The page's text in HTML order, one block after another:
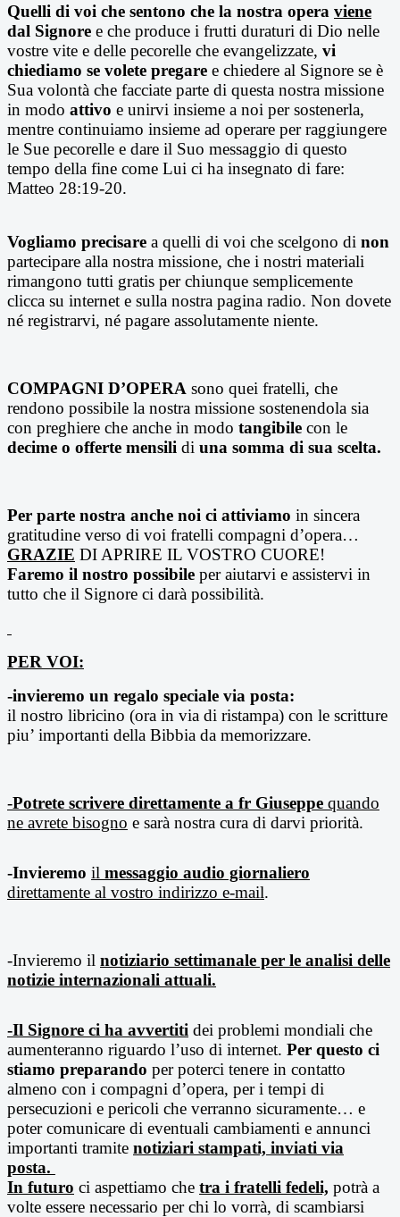
Quelli di voi che sentono che la nostra opera viene
dal Signore e che produce i frutti duraturi di Dio nelle
vostre vite e delle pecorelle che evangelizzate, vi
chiediamo se volete pregare e chiedere al Signore se è
Sua volontà che facciate parte di questa nostra missione
in modo attivo e unirvi insieme a noi per sostenerla,
mentre continuiamo insieme ad operare per raggiungere
le Sue pecorelle e dare il Suo messaggio di questo
tempo della fine come Lui ci ha insegnato di fare:
Matteo 28:19-20.
Vogliamo precisare a quelli di voi che scelgono di non
partecipare alla nostra missione, che i nostri materiali
rimangono tutti gratis per chiunque semplicemente
clicca su internet e sulla nostra pagina radio. Non dovete
né registrarvi, né pagare assolutamente niente.
COMPAGNI D’OPERA sono quei fratelli, che
rendono possibile la nostra missione sostenendola sia
con preghiere che anche in modo tangibile con le
decime o offerte mensili di una somma di sua scelta.
Per parte nostra anche noi ci attiviamo in sincera
gratitudine verso di voi fratelli compagni d’opera…
GRAZIE DI APRIRE IL VOSTRO CUORE!
Faremo il nostro possibile per aiutarvi e assistervi in
tutto che il Signore ci darà possibilità.
PER VOI:
-invieremo un regalo speciale via posta:
il nostro libricino (ora in via di ristampa) con le scritture
piu’ importanti della Bibbia da memorizzare.
-Potrete scrivere direttamente a fr Giuseppe quando
ne avrete bisogno e sarà nostra cura di darvi priorità.
-Invieremo il messaggio audio giornaliero
direttamente al vostro indirizzo e-mail.
-Invieremo il notiziario settimanale per le analisi delle
notizie internazionali attuali.
-Il Signore ci ha avvertiti dei problemi mondiali che
aumenteranno riguardo l’uso di internet. Per questo ci
stiamo preparando per poterci tenere in contatto
almeno con i compagni d’opera, per i tempi di
persecuzioni e pericoli che verranno sicuramente… e
poter comunicare di eventuali cambiamenti e annunci
importanti tramite notiziari stampati, inviati via
posta.
In futuro ci aspettiamo che tra i fratelli fedeli, potrà a
volte essere necessario per chi lo vorrà, di scambiarsi